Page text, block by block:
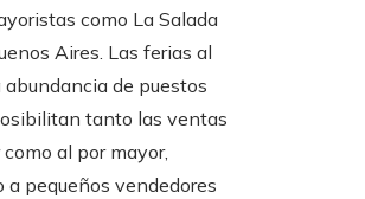
como La Salada
Aires. Las ferias al
de puestos
tanto las ventas
al por mayor,
a pequeños vendedores